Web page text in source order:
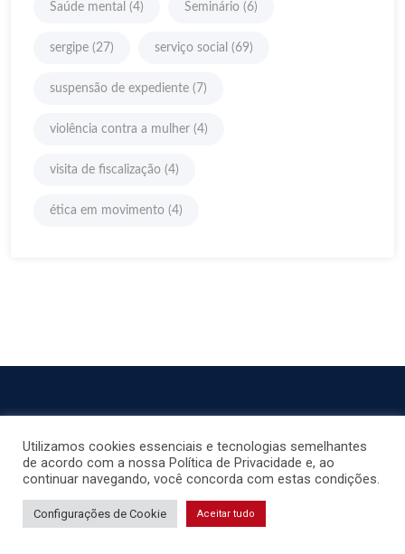
Saúde mental (4) Seminário (6)
sergipe (27) serviço social (69)
suspensão de expediente (7)
violência contra a mulher (4)
visita de fiscalização (4)
ética em movimento (4)
Contatos Clique aqui
Utilizamos cookies essenciais e tecnologias semelhantes
de acordo com a nossa Política de Privacidade e, ao
continuar navegando, você concorda com estas condições.
Configurações de Cookie Aceitar tudo